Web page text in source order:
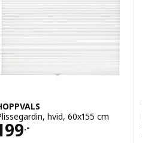
hvid, 60x155 cm
.-
199.-